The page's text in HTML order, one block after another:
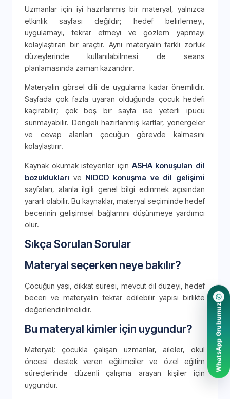
Uzmanlar için iyi hazırlanmış bir materyal, yalnızca
etkinlik sayfası değildir; hedef belirlemeyi,
uygulamayı, tekrar etmeyi ve gözlem yapmayı
kolaylaştıran bir araçtır. Aynı materyalin farklı zorluk
düzeylerinde kullanılabilmesi de seans
planlamasında zaman kazandırır.
Materyalin görsel dili de uygulama kadar önemlidir.
Sayfada çok fazla uyaran olduğunda çocuk hedefi
kaçırabilir; çok boş bir sayfa ise yeterli ipucu
sunmayabilir. Dengeli hazırlanmış kartlar, yönergeler
ve cevap alanları çocuğun görevde kalmasını
kolaylaştırır.
Kaynak okumak isteyenler için ASHA konuşulan dil
bozuklukları ve NIDCD konuşma ve dil gelişimi
sayfaları, alanla ilgili genel bilgi edinmek açısından
yararlı olabilir. Bu kaynaklar, materyal seçiminde hedef
becerinin gelişimsel bağlamını düşünmeye yardımcı
olur.
Sıkça Sorulan Sorular
Materyal seçerken neye bakılır?
Çocuğun yaşı, dikkat süresi, mevcut dil düzeyi, hedef
beceri ve materyalin tekrar edilebilir yapısı birlikte
değerlendirilmelidir.
Bu materyal kimler için uygundur?
Materyal; çocukla çalışan uzmanlar, aileler, okul
öncesi destek veren eğitimciler ve özel eğitim
süreçlerinde düzenli çalışma arayan kişiler için
uygundur.
WhatsApp Grubumuz